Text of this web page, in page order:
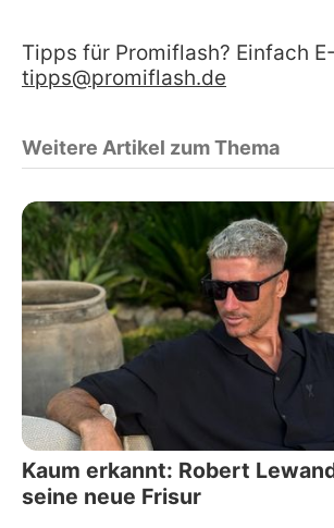
Tipps für Promiflash? Einfach
tipps@promiflash.de
Weitere Artikel zum Thema
Kaum erkannt: Robert
seine neue Frisur